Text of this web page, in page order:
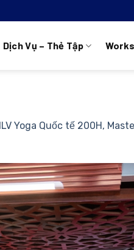
Dịch Vụ – Thẻ Tập
Yoga Quốc tế 200H,